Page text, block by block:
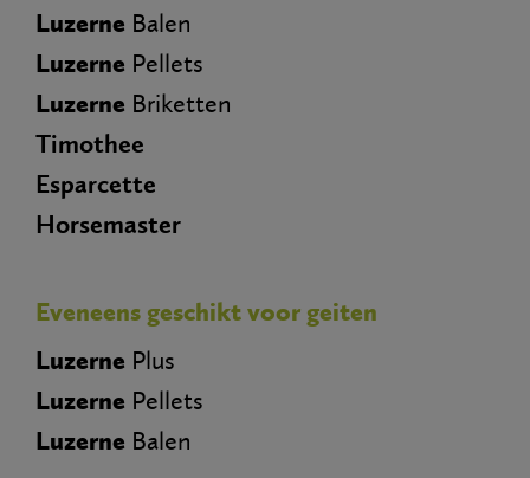
Luzerne Balen
Luzerne Pellets
Luzerne Briketten
Timothee
Esparcette
Horsemaster
Eveneens geschikt voor geiten
Luzerne Plus
Luzerne Pellets
Luzerne Balen